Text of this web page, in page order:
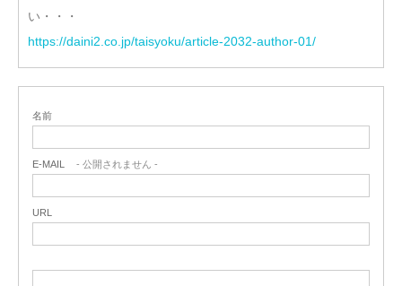
い・・・
https://daini2.co.jp/taisyoku/article-2032-author-01/
名前
E-MAIL - 公開されません -
URL